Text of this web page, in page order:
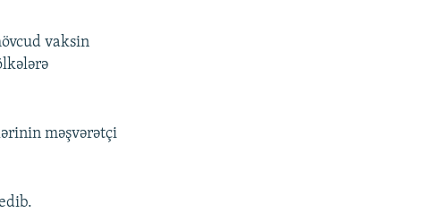
vaksin
məşvərətçi